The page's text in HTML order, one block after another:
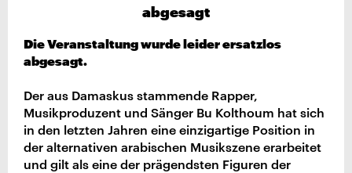
abgesagt
Die Veranstaltung wurde leider ersatzlos
abgesagt.
Der aus Damaskus stammende Rapper,
Musikproduzent und Sänger Bu Kolthoum hat sich
in den letzten Jahren eine einzigartige Position in
der alternativen arabischen Musikszene erarbeitet
und gilt als eine der prägendsten Figuren der